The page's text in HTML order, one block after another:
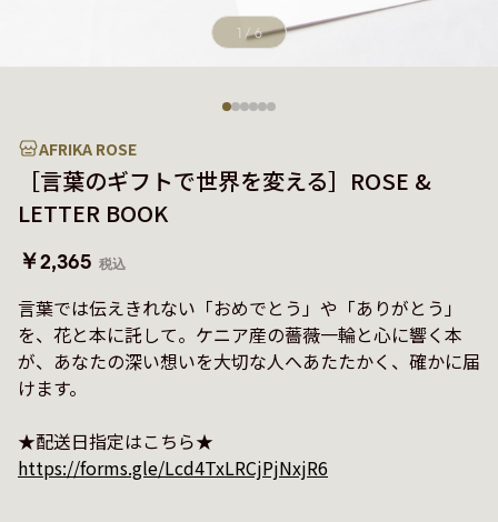
1 /6
AFRIKA ROSE
［言葉のギフトで世界を変える］ROSE &
LETTER BOOK
￥2,365 税込
言葉では伝えきれない「おめでとう」や「ありがとう」
を、花と本に託して。ケニア産の薔薇一輪と心に響く本
が、あなたの深い想いを大切な人へあたたかく、確かに届
けます。
https://forms.gle/Lcd4TxLRCjPjNxjR6